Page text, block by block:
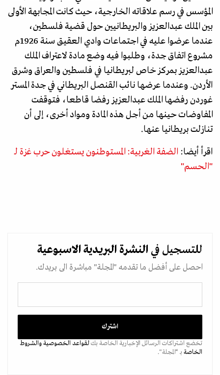
المؤسس في رسم علاقاته الخارجية، حيث كانت المجابهة الأولى
بين الملك عبدالعزيز والبريطانيين حول قضية فلسطين،
عندما عرضوا عليه في اجتماعات وادي العقيق سنة 1926م
مشروع اتفاق جدة، وطلبوا فيه وضع مادة لاعتراف الملك
عبدالعزيز بمركز خاص لبريطانيا في فلسطين والعراق وشرق
الأردن. وعندما عرضها نائب القنصل البريطاني في جدة المستر
غوردن رفضها الملك عبدالعزيز رفضا قاطعا، فتوقفت
المفاوضات حينها من أجل هذه المادة ومواد أخرى، إلى أن
تنازلت بريطانيا عنها.
اقرأ أيضا: الضفة الغربية: المستوطنون يستغلون حرب غزة لـ
"الحسم"
للتسجيل في النشرة البريدية الاسبوعية
احصل على أفضل ما تقدمه "المجلة" مباشرة الى بريدك.
تخضع اشتراكات الرسائل الإخبارية الخاصة بكلقواعد الخصوصيةوالشروط
الخاصة بـ “المجلة".